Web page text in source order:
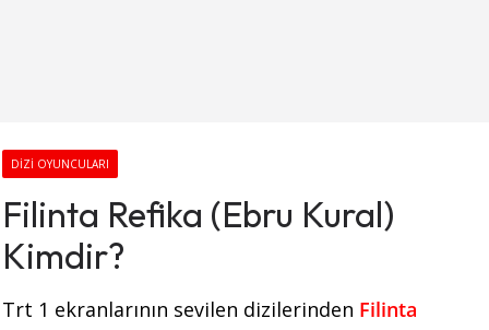
DIZI OYUNCULARI
Filinta Refika (Ebru Kural)
Kimdir?
Trt 1 ekranlarının sevilen dizilerinden Filinta